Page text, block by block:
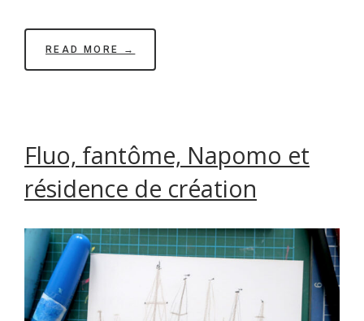
READ MORE →
Fluo, fantôme, Napomo et
résidence de création